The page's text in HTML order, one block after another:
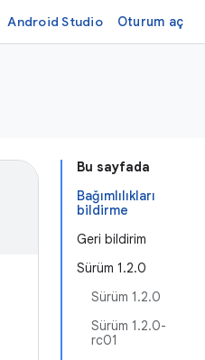
Android Studio Oturum aç
Bu sayfada
Bağımlılıkları
bildirme
Geri bildirim
Sürüm 1.2.0
Sürüm 1.2.0
Sürüm 1.2.0-
rc01